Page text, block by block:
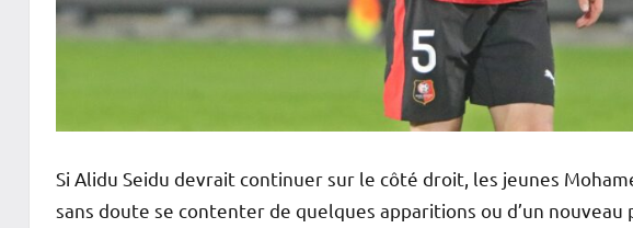
Si Alidu Seidu devrait continuer sur le côté droit, les jeunes
sans doute se contenter de quelques apparitions ou d’un